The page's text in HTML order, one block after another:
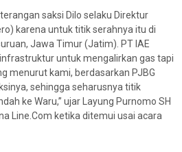
saksi Dilo selaku Direktur
karena untuk titik serahnya itu di
Jawa Timur (Jatim). PT IAE
untuk mengalirkan gas tapi
menurut kami, berdasarkan PJBG
sehingga seharusnya titik
ke Waru,” ujar Layung Purnomo SH
Line.Com ketika ditemui usai acara